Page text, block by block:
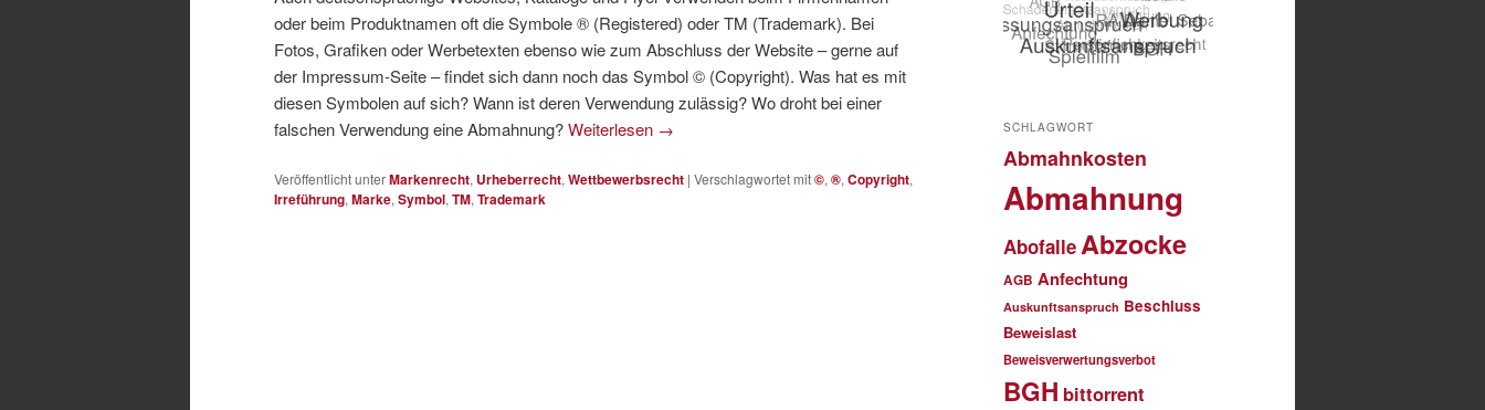
oder beim Produktnamen oft die Symbole ® (Registered) oder TM (Trademark). Bei
Fotos, Grafiken oder Werbetexten ebenso wie zum Abschluss der Website – gerne auf
der Impressum-Seite – findet sich dann noch das Symbol © (Copyright). Was hat es mit
diesen Symbolen auf sich? Wann ist deren Verwendung zulässig? Wo droht bei einer
falschen Verwendung eine Abmahnung?Weiterlesen →
Veröffentlicht unterMarkenrecht, Urheberrecht, Wettbewerbsrecht | Verschlagwortet mit©, ®, Copyright,
Irreführung, Marke, Symbol, TM, Trademark
SCHLAGWORT
Abmahnkosten
Abmahnung
AbofalleAbzocke
AGB Anfechtung
Auskunftsanspruch Beschluss
Beweislast
Beweisverwertungsverbot
BGH bittorrent